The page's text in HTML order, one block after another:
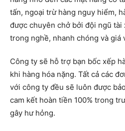
tấn, ngoại trừ hàng nguy hiểm,
được chuyên chở bởi đội ngũ
trong nghề, nhanh chóng và giá
Công ty sẽ hỗ trợ bạn bốc xếp
khi hàng hóa nặng. Tất cả các
với công ty đều sẽ luôn được
cam kết hoàn tiền 100% trong
gây hư hỏng.